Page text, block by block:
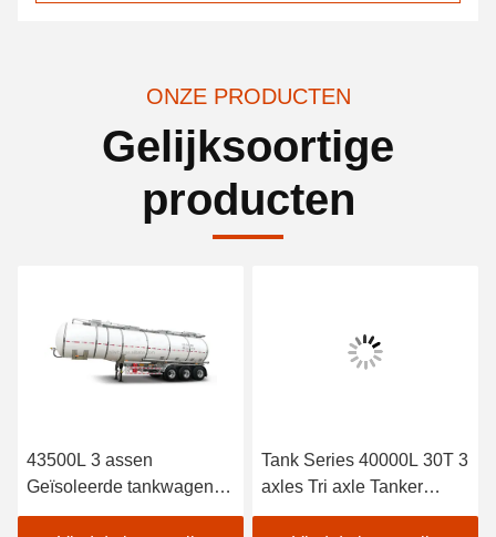
ONZE PRODUCTEN
Gelijksoortige
producten
43500L 3 assen
Geïsoleerde tankwagens
van koolstofstaal voor
Tank Series 40000L 30T 3
axles Tri axle Tanker
Trailers te koop